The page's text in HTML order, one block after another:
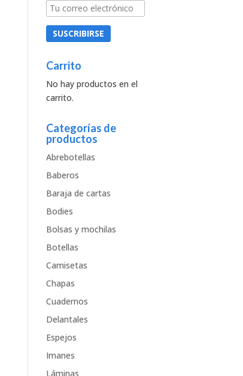
Carrito
No hay productos en el
carrito.
Categorías de
productos
Abrebotellas
Baberos
Baraja de cartas
Bodies
Bolsas y mochilas
Botellas
Camisetas
Chapas
Cuadernos
Delantales
Espejos
Imanes
Láminas